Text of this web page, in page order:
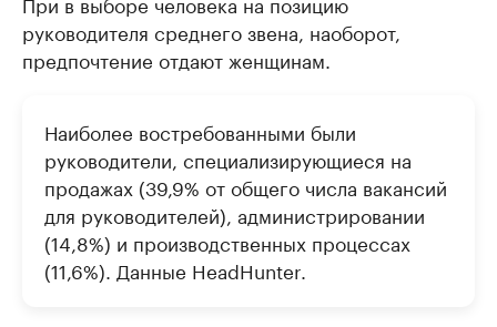
руководителя среднего звена, наоборот,
предпочтение отдают женщинам.
Наиболее востребованными были
руководители, специализирующиеся на
продажах (39,9% от общего числа вакансий
для руководителей), администрировании
(14,8%) и производственных процессах
(11,6%). Данные HeadHunter.